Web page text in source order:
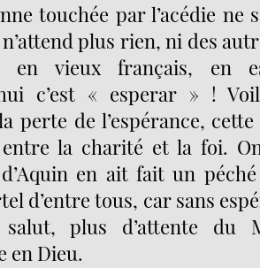
touchée par l’acédie ne
plus rien, ni des
en vieux français, en
c’est « esperar » !
perte de l’espérance,
la charité et la foi.
en ait fait un
d’entre tous, car sans
plus d’attente du
en Dieu.